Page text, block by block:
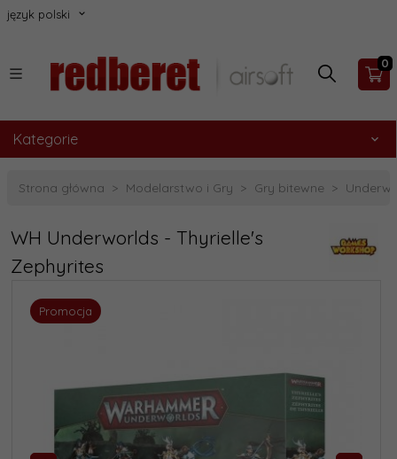
język polski
0
Kategorie
Strona główna Modelarstwo i Gry Gry bitewne
WH Underworlds - Thyrielle's
Zephyrites
Promocja